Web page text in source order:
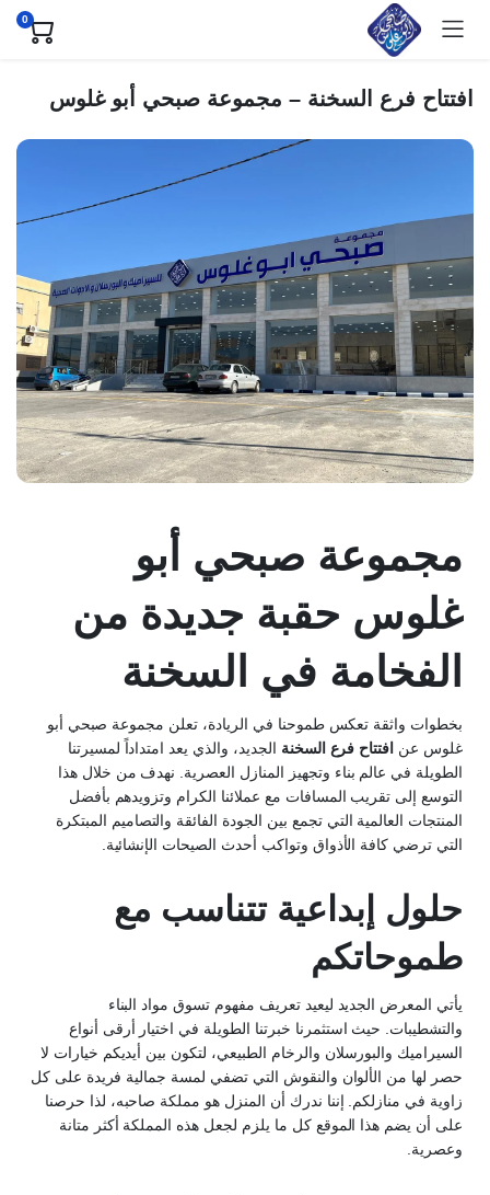
0
افتتاح فرع السخنة – مجموعة صبحي أبو غلوس
مجموعة صبحي أبو
غلوس حقبة جديدة من
الفخامة في السخنة
بخطوات واثقة تعكس طموحنا في الريادة، تعلن مجموعة صبحي أبو
غلوس عن افتتاح فرع السخنة الجديد، والذي يعد امتداداً لمسيرتنا
الطويلة في عالم بناء وتجهيز المنازل العصرية. نهدف من خلال هذا
التوسع إلى تقريب المسافات مع عملائنا الكرام وتزويدهم بأفضل
المنتجات العالمية التي تجمع بين الجودة الفائقة والتصاميم المبتكرة
التي ترضي كافة الأذواق وتواكب أحدث الصيحات الإنشائية.
حلول إبداعية تتناسب مع
طموحاتكم
يأتي المعرض الجديد ليعيد تعريف مفهوم تسوق مواد البناء
والتشطيبات. حيث استثمرنا خبرتنا الطويلة في اختيار أرقى أنواع
السيراميك والبورسلان والرخام الطبيعي، لتكون بين أيديكم خيارات لا
حصر لها من الألوان والنقوش التي تضفي لمسة جمالية فريدة على كل
زاوية في منازلكم. إننا ندرك أن المنزل هو مملكة صاحبه، لذا حرصنا
على أن يضم هذا الموقع كل ما يلزم لجعل هذه المملكة أكثر متانة
وعصرية.